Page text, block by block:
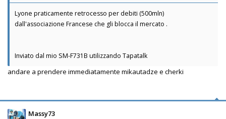
Lyone praticamente retrocesso per debiti (500mln)
dall'associazione Francese che gli blocca il mercato .
Inviato dal mio SM-F731B utilizzando Tapatalk
andare a prendere immediatamente mikautadze e cherki
Massy73